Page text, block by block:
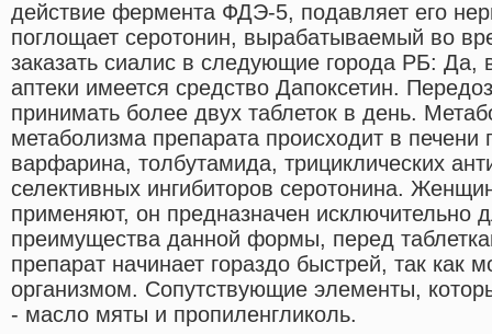
действие фермента ФДЭ-5, подавляет его
поглощает серотонин, вырабатываемый во
заказать сиалис в следующие города РБ: Да,
аптеки имеется средство Дапоксетин.
принимать более двух таблеток в день.
метаболизма препарата происходит в печени
варфарина, толбутамида, трициклических
селективных ингибиторов серотонина.
применяют, он предназначен исключительно
преимущества данной формы, перед
препарат начинает гораздо быстрей, так как
организмом. Сопутствующие элементы,
- масло мяты и пропиленгликоль.